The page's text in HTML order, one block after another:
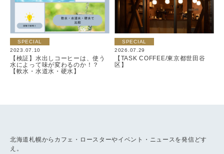
SPECIAL
2023.07.10
【検証】水出しコーヒーは、使う
水によって味が変わるのか！？
【軟水・水道水・硬水】
SPECIAL
2026.07.29
【TASK COFFEE/東京都世田谷
区】
北海道札幌からカフェ・ロースターやイベント・ニュースを発信どす
え。